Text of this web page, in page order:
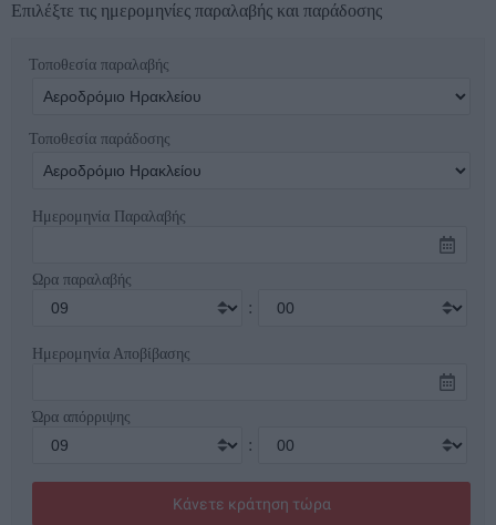
Επιλέξτε τις ημερομηνίες παραλαβής και παράδοσης
Τοποθεσία παραλαβής
Τοποθεσία παράδοσης
Ημερομηνία Παραλαβής
Ωρα παραλαβής
:
Ημερομηνία Αποβίβασης
Ώρα απόρριψης
: